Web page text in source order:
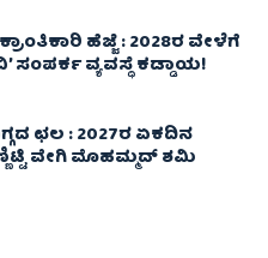
ಹೆಜ್ಜೆ : 2028ರ ವೇಳೆಗೆ
ಸಂಪರ್ಕ ವ್ಯವಸ್ಥೆ ಕಡ್ಡಾಯ!
ಛಲ : 2027ರ ಏಕದಿನ
ವೇಗಿ ಮೊಹಮ್ಮದ್ ಶಮಿ